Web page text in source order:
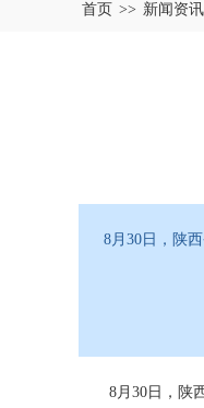
首页 >> 新闻资讯
8月30日，陕
8月30日，陕西